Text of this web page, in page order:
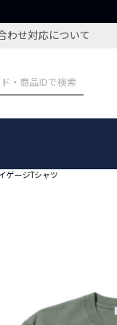
わせ対応について
特集記事
ゲージTシャツ